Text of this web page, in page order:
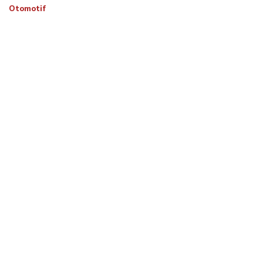
Otomotif